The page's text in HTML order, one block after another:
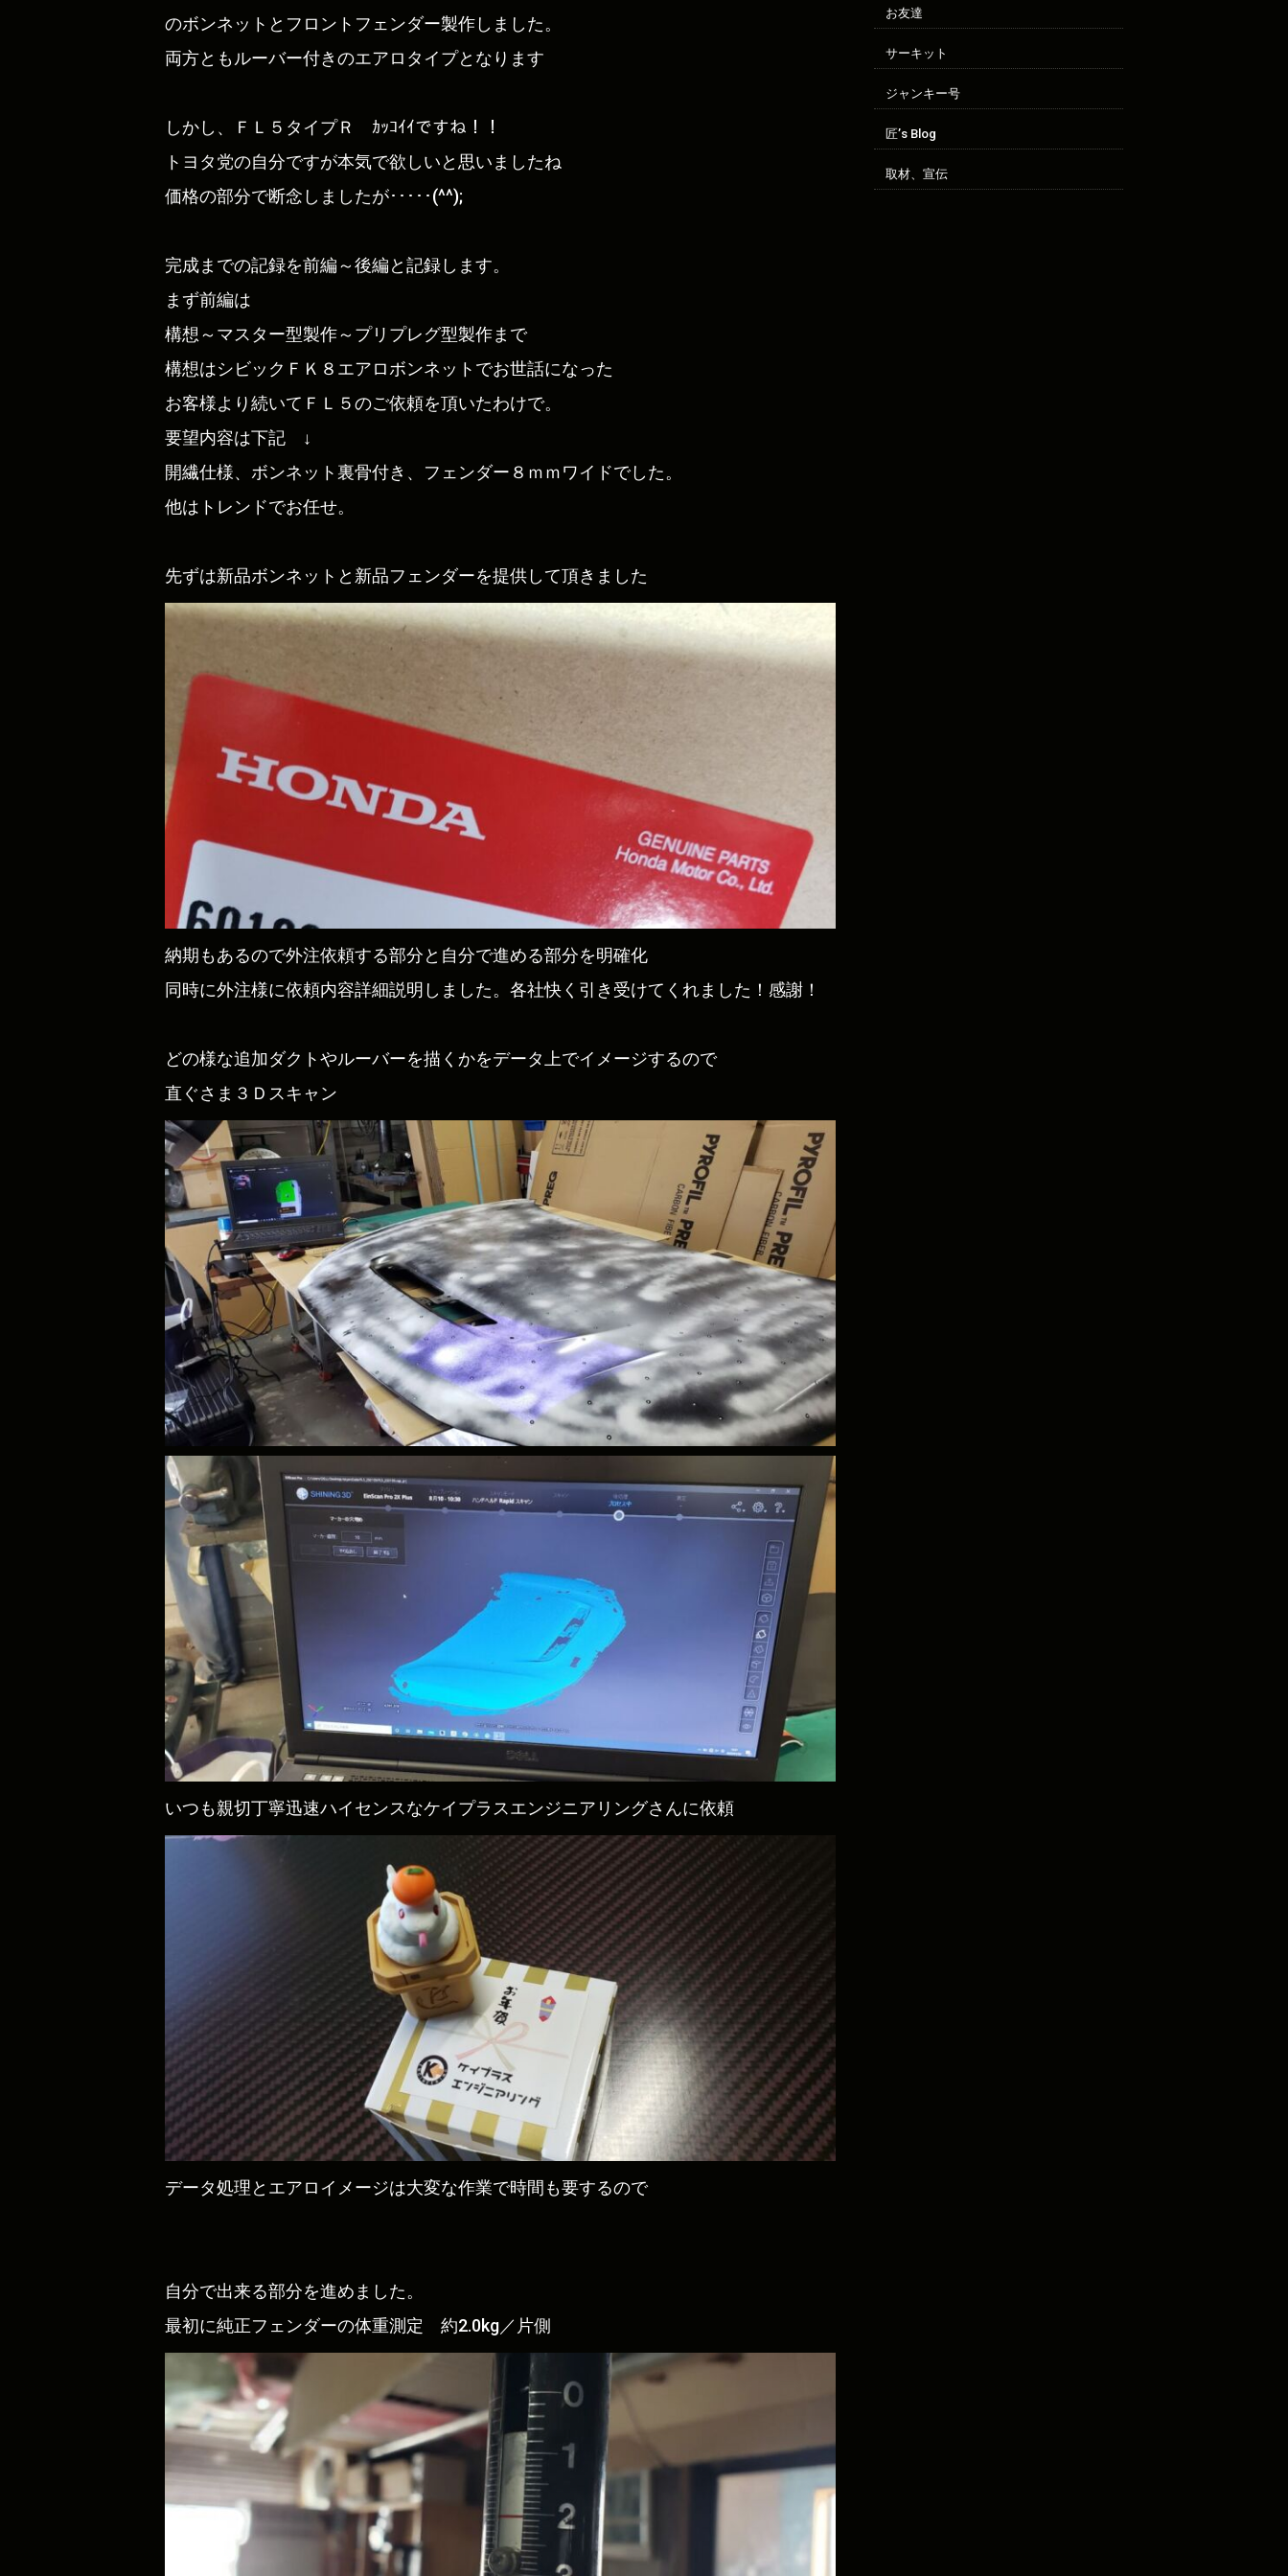
のボンネットとフロントフェンダー製作しました。
両方ともルーバー付きのエアロタイプとなります
しかし、ＦＬ５タイプＲ ｶｯｺｲｲですね！！
トヨタ党の自分ですが本気で欲しいと思いましたね
価格の部分で断念しましたが･････(^^);
完成までの記録を前編～後編と記録します。
まず前編は
構想～マスター型製作～プリプレグ型製作まで
構想はシビックＦＫ８エアロボンネットでお世話になった
お客様より続いてＦＬ５のご依頼を頂いたわけで。
要望内容は下記 ↓
開繊仕様、ボンネット裏骨付き、フェンダー８ｍｍワイドでした。
他はトレンドでお任せ。
先ずは新品ボンネットと新品フェンダーを提供して頂きました
納期もあるので外注依頼する部分と自分で進める部分を明確化
同時に外注様に依頼内容詳細説明しました。各社快く引き受けてくれました！感謝！
どの様な追加ダクトやルーバーを描くかをデータ上でイメージするので
直ぐさま３Ｄスキャン
いつも親切丁寧迅速ハイセンスなケイプラスエンジニアリングさんに依頼
データ処理とエアロイメージは大変な作業で時間も要するので
自分で出来る部分を進めました。
最初に純正フェンダーの体重測定 約2.0kg／片側
お友達
サーキット
ジャンキー号
匠’s Blog
取材、宣伝